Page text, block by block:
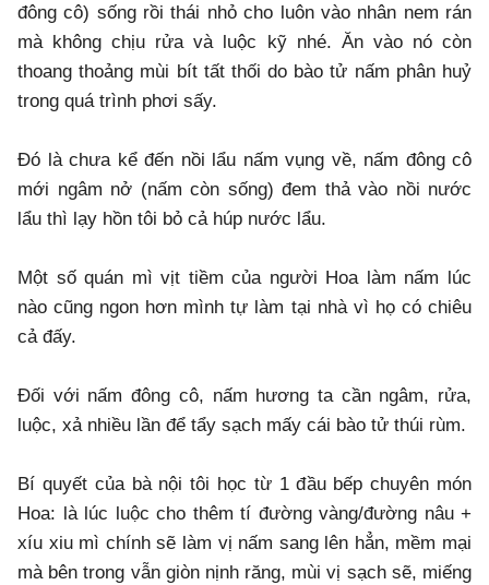
đông cô) sống rồi thái nhỏ cho luôn vào nhân nem rán
mà không chịu rửa và luộc kỹ nhé. Ăn vào nó còn
thoang thoảng mùi bít tất thối do bào tử nấm phân huỷ
trong quá trình phơi sấy.
Đó là chưa kể đến nồi lẩu nấm vụng về, nấm đông cô
mới ngâm nở (nấm còn sống) đem thả vào nồi nước
lẩu thì lạy hồn tôi bỏ cả húp nước lẩu.
Một số quán mì vịt tiềm của người Hoa làm nấm lúc
nào cũng ngon hơn mình tự làm tại nhà vì họ có chiêu
cả đấy.
Đối với nấm đông cô, nấm hương ta cần ngâm, rửa,
luộc, xả nhiều lần để tẩy sạch mấy cái bào tử thúi rùm.
Bí quyết của bà nội tôi học từ 1 đầu bếp chuyên món
Hoa: là lúc luộc cho thêm tí đường vàng/đường nâu +
xíu xiu mì chính sẽ làm vị nấm sang lên hẳn, mềm mại
mà bên trong vẫn giòn nịnh răng, mùi vị sạch sẽ, miếng